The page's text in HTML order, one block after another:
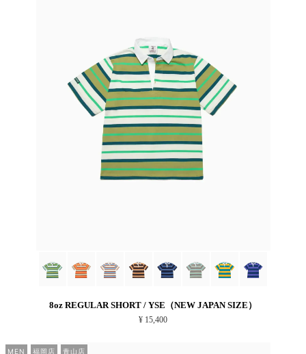
8oz REGULAR SHORT / YSE（NEW JAPAN SIZE）
¥ 15,400
MEN 福岡店 青山店